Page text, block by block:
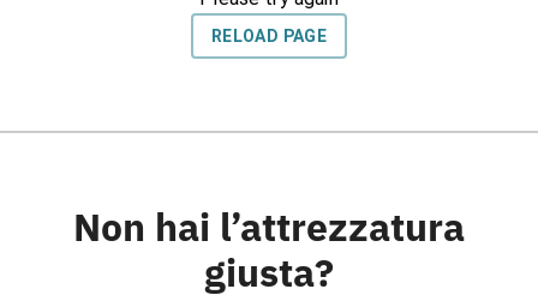
Non hai l’attrezzatura
giusta?